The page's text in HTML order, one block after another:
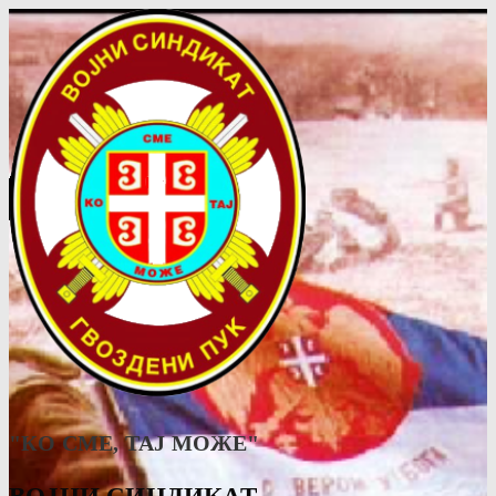
"КО СМЕ, ТАJ МОЖЕ"